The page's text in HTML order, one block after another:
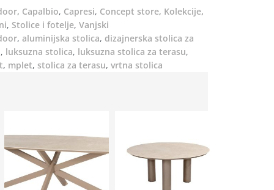
, Capalbio, Capresi, Concept store, Kolekcije,
, Stolice i fotelje, Vanjski
, aluminijska stolica, dizajnerska stolica za
, luksuzna stolica, luksuzna stolica za terasu,
, mplet, stolica za terasu, vrtna stolica